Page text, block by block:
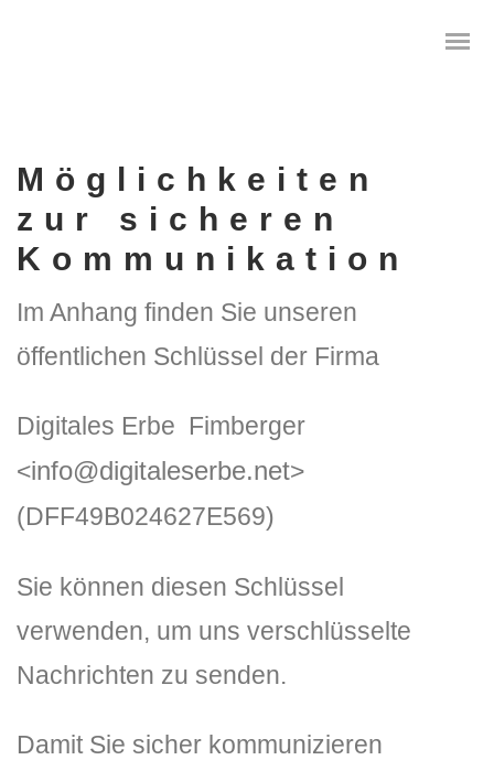
Das digitale Testament
Digitale Vorsorge
Geräteanalyse und Datensicherung
Internetsuche
Wie regeln Sie ihren digitalen Nachlass
Digitaler Nachlass
Möglichkeiten
zur sicheren
Kommunikation
Im Anhang finden Sie unseren
öffentlichen Schlüssel der Firma
Digitales Erbe Fimberger
<info@digitaleserbe.net>
(DFF49B024627E569)
Sie können diesen Schlüssel
verwenden, um uns verschlüsselte
Nachrichten zu senden.
Damit Sie sicher kommunizieren